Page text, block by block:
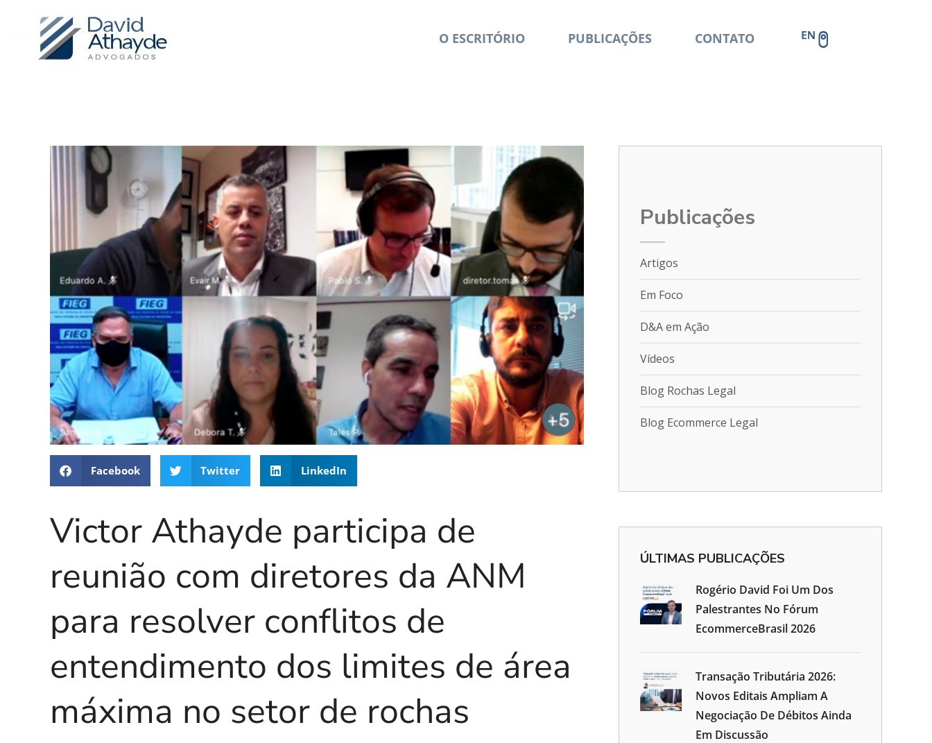
O ESCRITÓRIO PUBLICAÇÕES CONTATO
Facebook Twitter LinkedIn
Victor Athayde participa de
reunião com diretores da ANM
para resolver conflitos de
entendimento dos limites de área
máxima no setor de rochas
Publicações
Artigos
Em Foco
D&A em Ação
Vídeos
Blog Rochas Legal
Blog Ecommerce Legal
ÚLTIMAS PUBLICAÇÕES
Rogério David Foi Um Dos
Palestrantes No Fórum
EcommerceBrasil 2026
Transação Tributária 2026:
Novos Editais Ampliam A
Negociação De Débitos Ainda
Em Discussão